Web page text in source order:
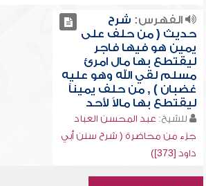
الفهرس: شرح
حديث ( من حلف على
يمين هو فيها فاجر
ليقتطع بها مال امرئ
مسلم لقي الله وهو عليه
غضبان ) , من حلف يميناً
ليقتطع بها مالاً لأحد
للشيخ: عبد المحسن العباد
جزء من محاضرة ( شرح سنن أبي
داود [373])